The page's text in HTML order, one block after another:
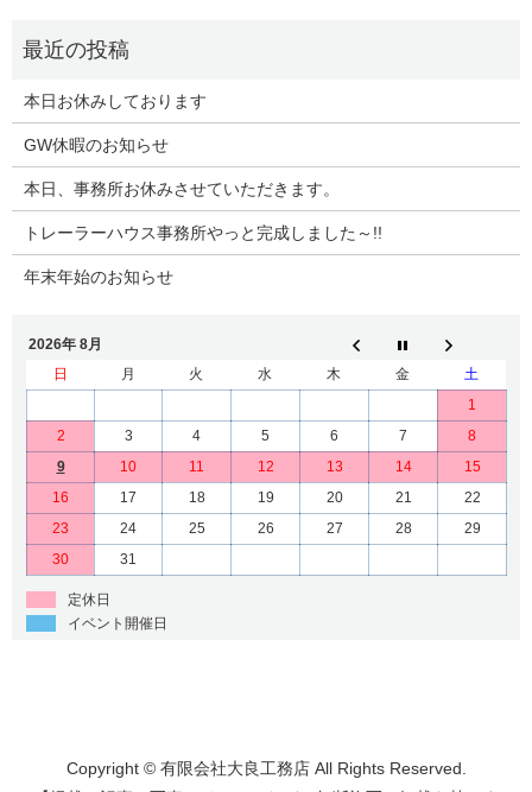
本日お休みしております
GW休暇のお知らせ
本日、事務所お休みさせていただきます。
トレーラーハウス事務所やっと完成しました～!!
年末年始のお知らせ
2026年 8月
日
月 火 水 木 金
土
1
2
3 4 5 6 7
8
9
10 11 12 13 14
15
16
17 18 19 20 21
22
23
24 25 26 27 28
29
30
31
定休日
イベント開催日
Copyright © 有限会社大良工務店 All Rights Reserved.